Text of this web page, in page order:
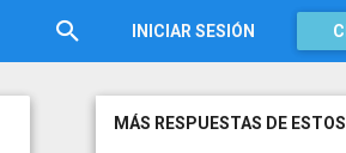
INICIAR SESIÓN
MÁS RESPUESTAS DE